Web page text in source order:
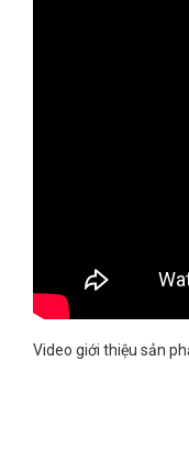
Video giới thiệu sản